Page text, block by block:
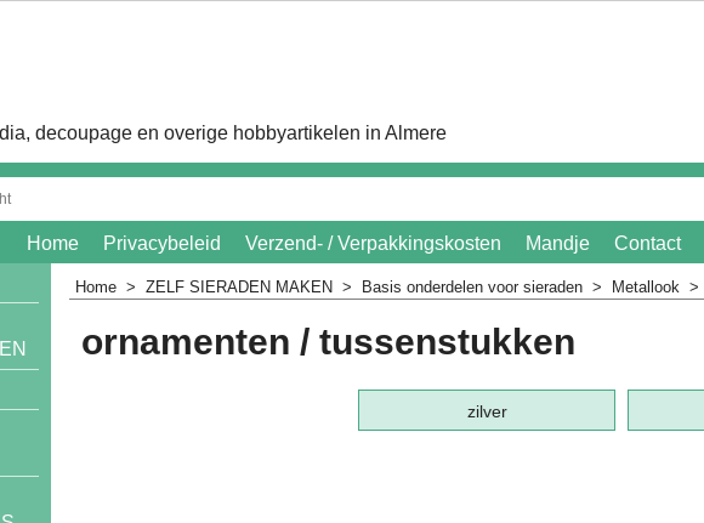
decoupage en overige hobbyartikelen in Almere
Home Privacybeleid Verzend- / Verpakkingskosten Mandje Contact
Home > ZELF SIERADEN MAKEN > Basis onderdelen voor sieraden > Metallook >
ornamenten / tussenstukken
zilver